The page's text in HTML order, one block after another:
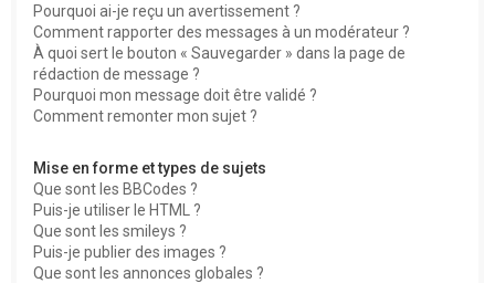
Pourquoi ai-je reçu un avertissement ?
Comment rapporter des messages à un modérateur ?
À quoi sert le bouton « Sauvegarder » dans la page de
rédaction de message ?
Pourquoi mon message doit être validé ?
Comment remonter mon sujet ?
Mise en forme et types de sujets
Que sont les BBCodes ?
Puis-je utiliser le HTML ?
Que sont les smileys ?
Puis-je publier des images ?
Que sont les annonces globales ?